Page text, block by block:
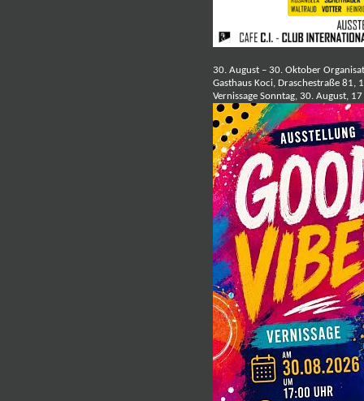
30. August – 30. Oktober
Gasthaus Koci, Draschestraße 81,
Vernissage Sonntag, 30. August,